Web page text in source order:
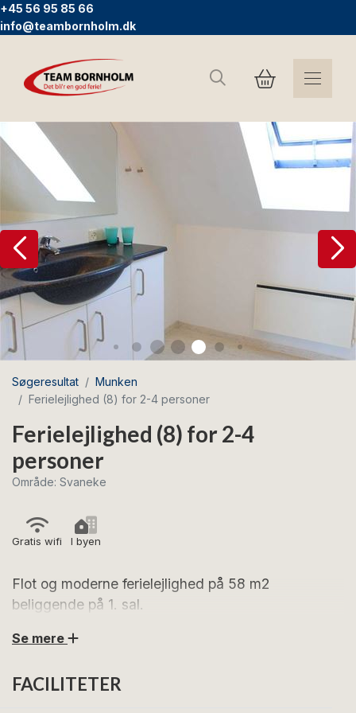
+45 56 95 85 66
info@teambornholm.dk
Søg
Søgeresultat
Munken
Ferielejlighed (8) for 2-4 personer
Ferielejlighed (8) for 2-4
personer
Område: Svaneke
Gratis wifi I byen
Flot og moderne ferielejlighed på 58 m2
beliggende på 1. sal.
Lejligheden er indrettet for 2-4 personer: Éntre med
er der ligeledes indgang til badeværelse med
Se mere
FACILITETER